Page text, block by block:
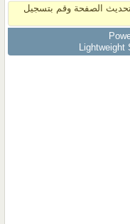
الصفحة وقم بتسجيل